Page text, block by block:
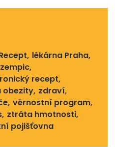
lékárna Praha
recept
obezity zdraví
věrnostní program
ztráta hmotnosti
pojišťovna